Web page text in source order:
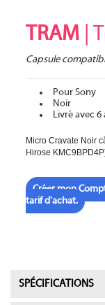
TRAM |
Capsule
Pour Sony
Noir
Livré avec 6
Micro Cravate Noir
Hirose
Créer mon
tarif d'achat.
SPÉCIFICATIONS